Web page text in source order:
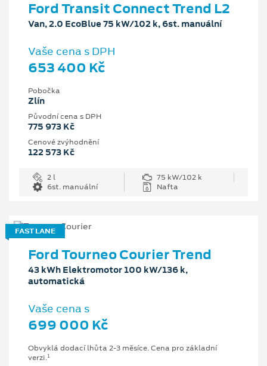
Ford Transit Connect Trend L2
Van, 2.0 EcoBlue 75 kW/102 k, 6st. manuální
Vaše cena s DPH
653 400 Kč
Pobočka
Zlín
Původní cena s DPH
775 973 Kč
Cenové zvýhodnění
122 573 Kč
2 l
75 kW/102 k
6st. manuální
Nafta
FAST LANE
Ford Tourneo Courier Trend
43 kWh Elektromotor 100 kW/136 k,
automatická
Vaše cena s
699 000 Kč
Obvyklá dodací lhůta 2-3 měsíce. Cena pro základní
verzi.1